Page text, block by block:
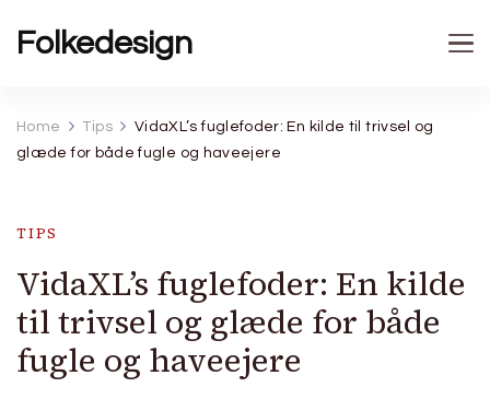
Folkedesign
Home Tips
VidaXL’s fuglefoder: En kilde til trivsel og
glæde for både fugle og haveejere
TIPS
VidaXL’s fuglefoder: En kilde
til trivsel og glæde for både
fugle og haveejere